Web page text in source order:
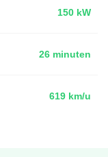
150 kW
26 minuten
619 km/u